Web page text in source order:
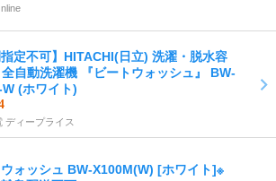
指定不可】HITACHI(日立) 洗濯・脱水容
自動洗濯機 『ビートウォッシュ』 BW-
(ホワイト)
ディープライス
ウォッシュ BW-X100M(W) [ホワイト]※